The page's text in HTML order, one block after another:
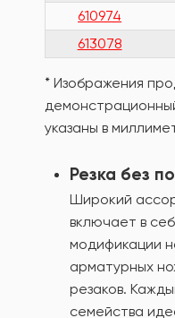
610974
613078
* Изображения
указаны в
Резка без
Широкий
включает в
модификации
арматурных
резаков.
семейства